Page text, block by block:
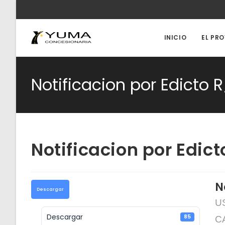
contenido
INICIO EL
Notificacion por Edicto
Notificacion por
Descargar
Descargar 85